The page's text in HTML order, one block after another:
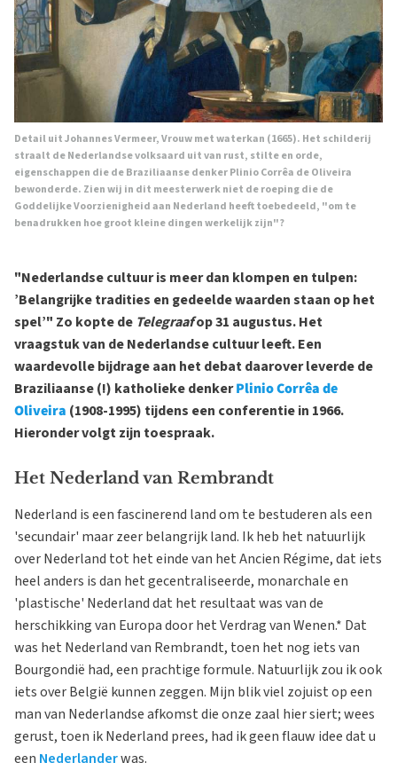
Detail uit Johannes Vermeer, Vrouw met waterkan (1665). Het schilderij
straalt de Nederlandse volksaard uit van rust, stilte en orde,
eigenschappen die de Braziliaanse denker Plinio Corrêa de Oliveira
bewonderde. Zien wij in dit meesterwerk niet de roeping die de
Goddelijke Voorzienigheid aan Nederland heeft toebedeeld, "om te
benadrukken hoe groot kleine dingen werkelijk zijn"?
"Nederlandse cultuur is meer dan klompen en tulpen:
’Belangrijke tradities en gedeelde waarden staan op het
spel’" Zo kopte de Telegraafop 31 augustus. Het
vraagstuk van de Nederlandse cultuur leeft. Een
waardevolle bijdrage aan het debat daarover leverde de
Braziliaanse (!) katholieke denkerPlinio Corrêa de
Oliveira (1908-1995) tijdens een conferentie in 1966.
Hieronder volgt zijn toespraak.
Het Nederland van Rembrandt
Nederland is een fascinerend land om te bestuderen als een
'secundair' maar zeer belangrijk land. Ik heb het natuurlijk
over Nederland tot het einde van het Ancien Régime, dat iets
heel anders is dan het gecentraliseerde, monarchale en
'plastische' Nederland dat het resultaat was van de
herschikking van Europa door het Verdrag van Wenen.* Dat
was het Nederland van Rembrandt, toen het nog iets van
Bourgondië had, een prachtige formule. Natuurlijk zou ik ook
iets over België kunnen zeggen. Mijn blik viel zojuist op een
man van Nederlandse afkomst die onze zaal hier siert; wees
gerust, toen ik Nederland prees, had ik geen flauw idee dat u
een Nederlanderwas.